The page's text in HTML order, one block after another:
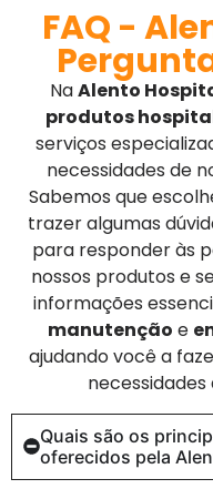
FAQ -
NaAlento
produtos
serviços
necessidades de
Sabemos que
trazer algumas
para responder às
nossos produtos e
informações
manutenção e
ajudando você a
necessidades
Quais são os
oferecidos pela